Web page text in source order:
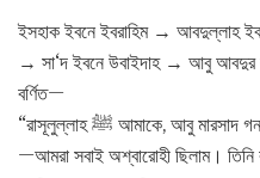
ইসহাক ইবনে ইবরাহিম → আবদুল্লাহ
→ সা‘দ ইবনে উবাইদাহ → আবু
বর্ণিত—
“রাসূলুল্লাহ ﷺ আমাকে, আবু মারসাদ গনাবি এবং যুবাইর ইবনে আওয়ামকে পাঠালেন
—আমরা সবাই অশ্বারোহী ছিলাম। তিনি